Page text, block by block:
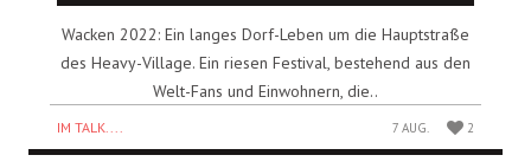
Wacken 2022: Ein langes Dorf-Leben um die Hauptstraße
des Heavy-Village. Ein riesen Festival, bestehend aus den
Welt-Fans und Einwohnern, die..
IM TALK.... 7 AUG. 2